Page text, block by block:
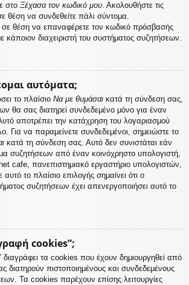
στο Ξέχασα τον κωδικό μου. Ακολουθήστε τις
θέση να συνδεθείτε πάλι σύντομα.
σε θέση να επαναφέρετε τον κωδικό πρόσβασής
κάποιον διαχειριστή του συστήματος συζητήσεων.
αυτόματα;
το πλαίσιο Να με θυμάσαι κατά τη σύνδεση σας,
θα σας διατηρεί συνδεδεμένο μόνο για έναν
αποτρέπει την κατάχρηση του λογαριασμού
Για να παραμείνετε συνδεδεμένοι, σημειώστε το
κατά τη σύνδεση σας. Αυτό δεν συνιστάται εάν
συζητήσεων από έναν κοινόχρηστο υπολογιστή,
cafe, πανεπιστημιακό εργαστήριο υπολογιστών,
το πλαίσιο επιλογής σημαίνει ότι ο
συζητήσεων έχει απενεργοποιήσει αυτό το
cookies”;
τα cookies που έχουν δημιουργηθεί από
διατηρούν πιστοποιημένους και συνδεδεμένους
Τα cookies παρέχουν επίσης λειτουργίες